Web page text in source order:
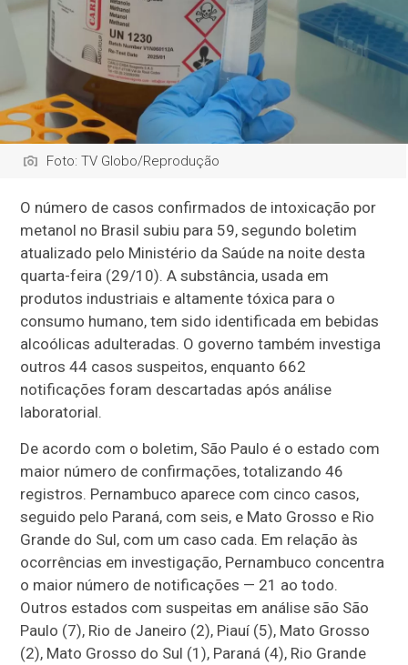
Foto: TV Globo/Reprodução
O número de casos confirmados de intoxicação por
metanol no Brasil subiu para 59, segundo boletim
atualizado pelo Ministério da Saúde na noite desta
quarta-feira (29/10). A substância, usada em
produtos industriais e altamente tóxica para o
consumo humano, tem sido identificada em bebidas
alcoólicas adulteradas. O governo também investiga
outros 44 casos suspeitos, enquanto 662
notificações foram descartadas após análise
laboratorial.
De acordo com o boletim, São Paulo é o estado com
maior número de confirmações, totalizando 46
registros. Pernambuco aparece com cinco casos,
seguido pelo Paraná, com seis, e Mato Grosso e Rio
Grande do Sul, com um caso cada. Em relação às
ocorrências em investigação, Pernambuco concentra
o maior número de notificações — 21 ao todo.
Outros estados com suspeitas em análise são São
Paulo (7), Rio de Janeiro (2), Piauí (5), Mato Grosso
(2), Mato Grosso do Sul (1), Paraná (4), Rio Grande